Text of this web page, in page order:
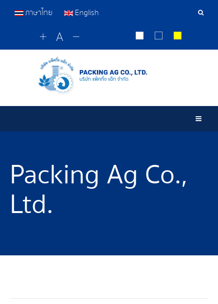
ภาษาไทย English
Packing Ag Co.,
Ltd.